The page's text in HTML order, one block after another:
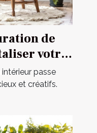
de
votre
passe
et créatifs.